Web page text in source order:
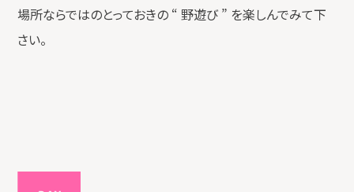
場所ならではのとっておきの “ 野遊び ” を楽しんでみて下
さい。